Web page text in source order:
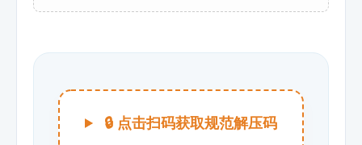
🔒 点击扫码获取规范解压码